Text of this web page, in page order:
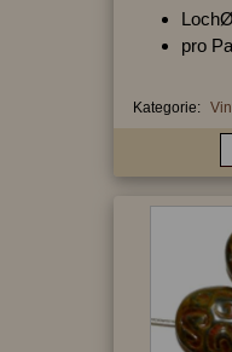
pro
Kategorie: